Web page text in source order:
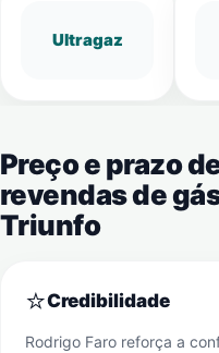
Ultragaz
Preço e prazo
revendas de
Triunfo
⭐Credibilidade
Rodrigo Faro reforça a